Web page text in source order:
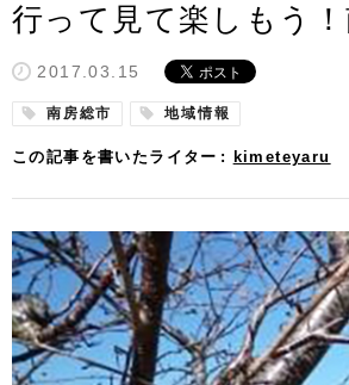
行って見て楽しもう
2017.03.15
南房総市 地域情報
この記事を書いたライター kimeteyaru